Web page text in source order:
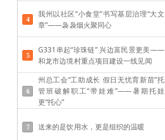
我州以社区“小食堂”书写基层治理“大文
章”——袅袅烟火聚同心
G331串起“珍珠链” 兴边富民景更美——
和龙市边境村重点项目建设一线见闻
州总工会“工助成长 假日无忧育新苗”托
管班破解职工“带娃难”——​暑期托娃
更“托心”
送来的是饮用水，更是组织的温暖